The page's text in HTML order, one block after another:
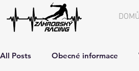
DOMŮ
All Posts Obecné informace